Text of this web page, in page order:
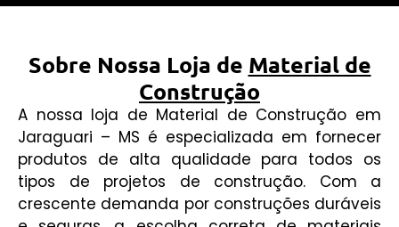
Sobre Nossa Loja de Material de
Construção
A nossa loja de Material de Construção em
Jaraguari – MS é especializada em fornecer
produtos de alta qualidade para todos os
tipos de projetos de construção. Com a
crescente demanda por construções duráveis